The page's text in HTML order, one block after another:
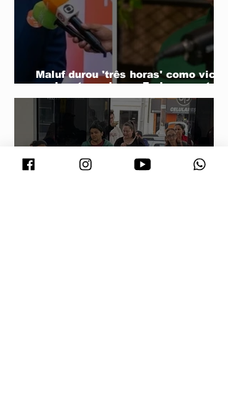
Maluf durou 'três horas' como vice;
acabou trocado por Farina em ata do
PL